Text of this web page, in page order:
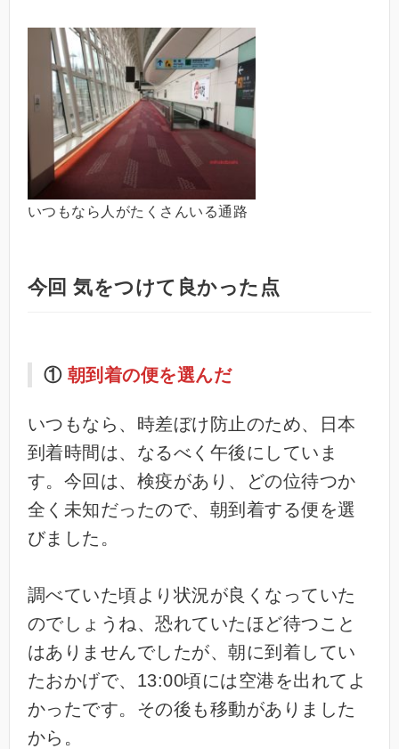
いつもなら人がたくさんいる通路
今回 気をつけて良かった点
① 朝到着の便を選んだ
いつもなら、時差ぼけ防止のため、日本
到着時間は、なるべく午後にしていま
す。今回は、検疫があり、どの位待つか
全く未知だったので、朝到着する便を選
びました。
調べていた頃より状況が良くなっていた
のでしょうね、恐れていたほど待つこと
はありませんでしたが、朝に到着してい
たおかげで、13:00頃には空港を出れてよ
かったです。その後も移動がありました
から。